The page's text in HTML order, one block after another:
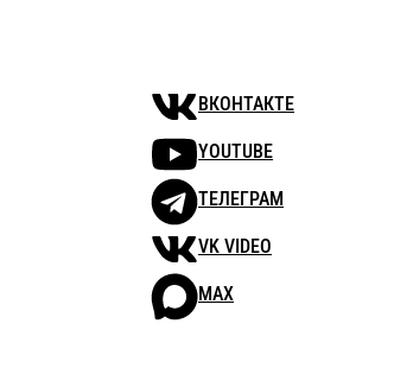
ВКОНТАКТЕ
YOUTUBE
ТЕЛЕГРАМ
VK VIDEO
MAX